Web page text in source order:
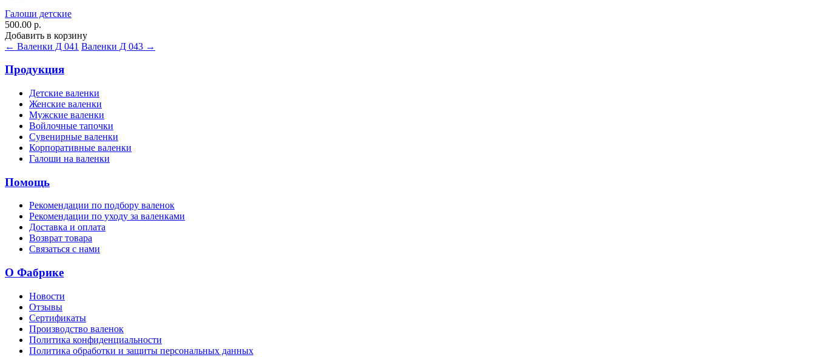
Галоши детские
500.00 р.
Добавить в корзину
← Валенки Д 041 Валенки Д 043 →
Продукция
Детские валенки
Женские валенки
Мужские валенки
Войлочные тапочки
Сувенирные валенки
Корпоративные валенки
Галоши на валенки
Помощь
Рекомендации по подбору валенок
Рекомендации по уходу за валенками
Доставка и оплата
Возврат товара
Связаться с нами
О Фабрике
Новости
Отзывы
Сертификаты
Производство валенок
Политика конфиденциальности
Политика обработки и защиты персональных данных